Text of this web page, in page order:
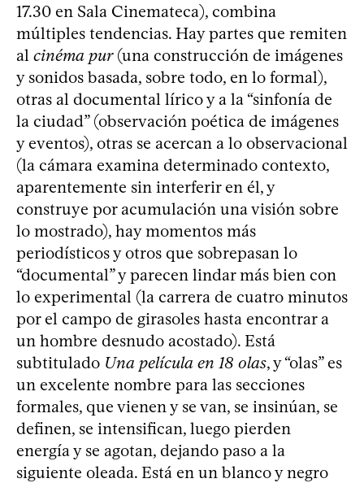
17.30 en Sala Cinemateca), combina
múltiples tendencias. Hay partes que remiten
al cinéma pur(una construcción de imágenes
y sonidos basada, sobre todo, en lo formal),
otras al documental lírico y a la “sinfonía de
la ciudad” (observación poética de imágenes
y eventos), otras se acercan a lo observacional
(la cámara examina determinado contexto,
aparentemente sin interferir en él, y
construye por acumulación una visión sobre
lo mostrado), hay momentos más
periodísticos y otros que sobrepasan lo
“documental” y parecen lindar más bien con
lo experimental (la carrera de cuatro minutos
por el campo de girasoles hasta encontrar a
un hombre desnudo acostado). Está
subtitulado Una película en 18 olas, y “olas” es
un excelente nombre para las secciones
formales, que vienen y se van, se insinúan, se
definen, se intensifican, luego pierden
energía y se agotan, dejando paso a la
siguiente oleada. Está en un blanco y negro